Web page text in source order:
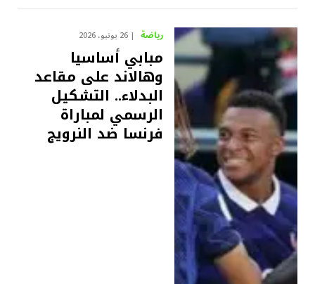
رياضة 26 يونيو، 2026
مبابي أساسيا
وهالاند على مقاعد
البدلاء.. التشكيل
الرسمي لمباراة
فرنسا ضد النرويج